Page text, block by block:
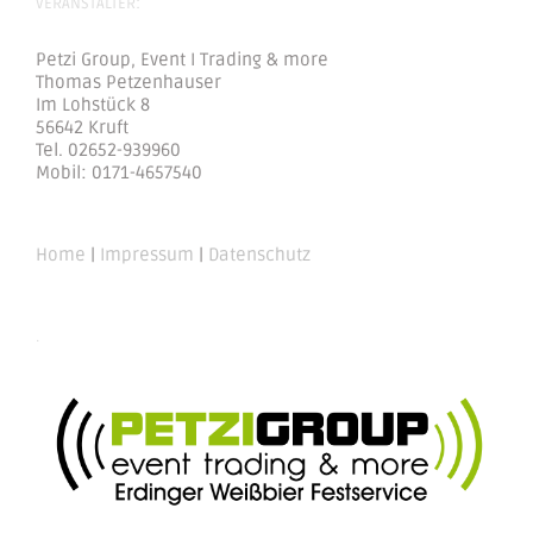
Petzi Group, Event I Trading & more
Thomas Petzenhauser
Im Lohstück 8
56642 Kruft
Tel. 02652-939960
Mobil: 0171-4657540
Home | Impressum | Datenschutz
.